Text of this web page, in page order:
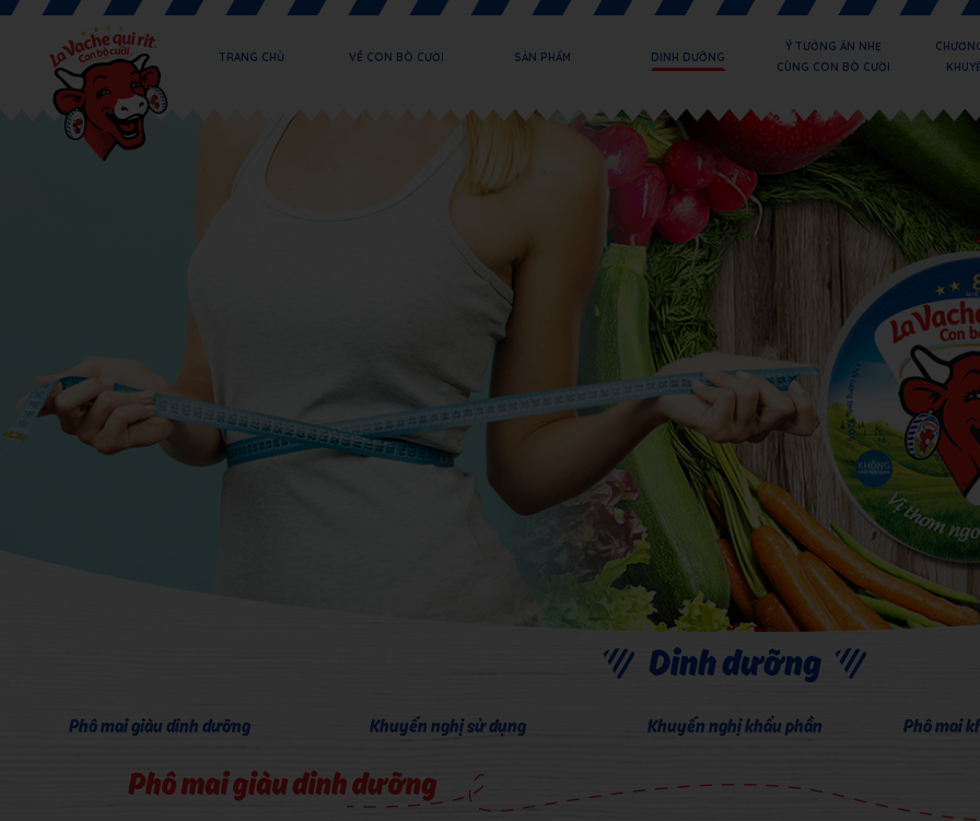
TRANG CHỦ VỀ CON BÒ CƯỜI SẢN PHẨM DINH DƯỠNG
Ý TƯỞNG ĂN NHẸ
CÙNG CON BÒ CƯỜI
Phô mai giàu dinh dưỡng Khuyến nghị sử dụng Khuyến nghị khẩu phần Phô mai